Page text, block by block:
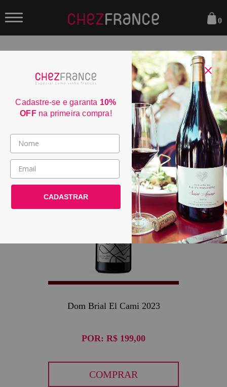
Vinhos >
País / Região >
Le Club >
0
ORDENAR POR:
Dom Brial El Cami 2023
POR: R$ 199,00
COMPRAR
Cadastre-se e garanta 10%
OFFna primeira compra!
CADASTRAR